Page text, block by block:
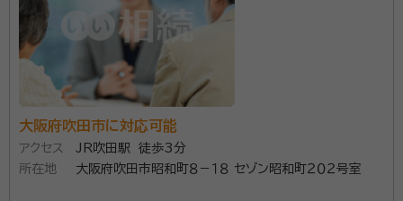
大阪府吹田市に対応可能
アクセス
JR吹田駅 徒歩3分
所在地
大阪府吹田市昭和町８－１８ セゾン昭和町２０２号室